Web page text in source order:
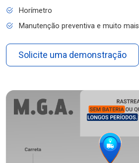
Horímetro
Manutenção preventiva e muito mais
Solicite uma demonstração